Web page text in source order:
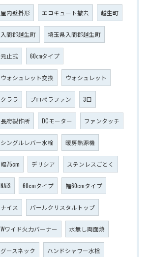
屋内壁掛形 エコキュート撤去 越生町
入間郡越生町 埼玉県入間郡越生町
元止式 60㎝タイプ
ウォシュレット交換 ウォシュレット
クララ プロペラファン 3口
長府製作所 DCモーター ファンタッチ
シングルレバー水栓 暖房熱源機
幅75cm デリシア ステンレスごとく
NAiS 60cmタイプ 幅60cmタイプ
ナイス パールクリスタルトップ
Wワイド火力バーナー 水無し両面焼
グースネック ハンドシャワー水栓